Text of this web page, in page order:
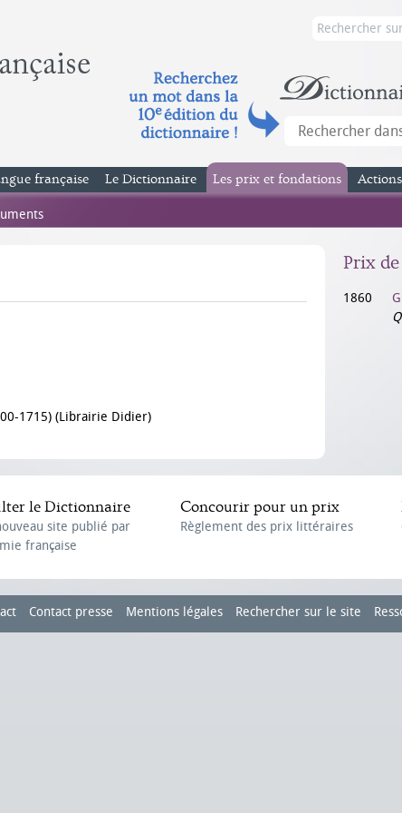
française Le Dictionnaire Les prix et fondations
1715) (Librairie Didier)
Prix
1860
le Dictionnaire
site publié par
française
Concourir pour un prix
Règlement des prix littéraires
Contact presse Mentions légales Rechercher sur le site